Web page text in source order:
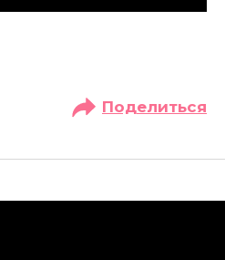
Поделиться